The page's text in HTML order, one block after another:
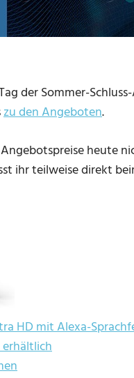
der Sommer-
zu den Angeboten.
heute
ihr teilweise direkt
HD mit Alexa-